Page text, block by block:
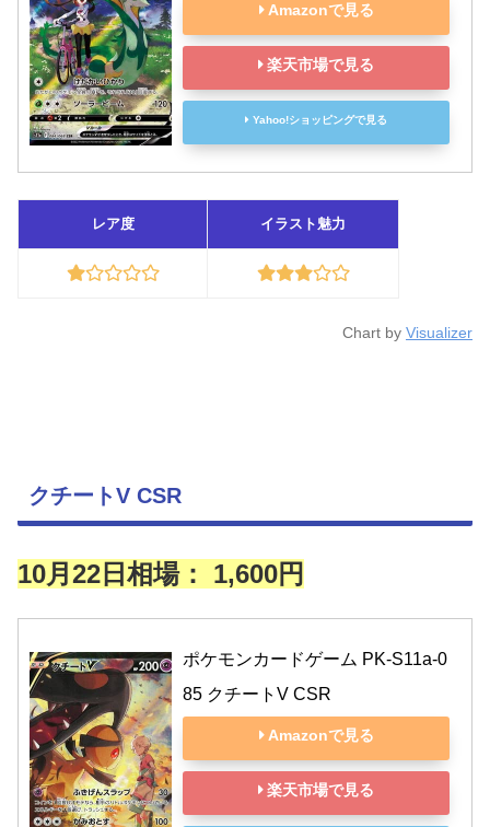
Amazonで見る
楽天市場で見る
Yahoo!ショッピングで見る
レア度 イラスト魅力
Chart by Visualizer
クチートV CSR
10月22日相場： 1,600円
ポケモンカードゲーム PK-S11a-0
85 クチートV CSR
Amazonで見る
楽天市場で見る